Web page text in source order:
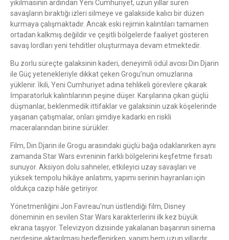
yıkılmasının ardından Yeni Cumhuriyet, uzun yıllar süren
savaşların bıraktığı izleri silmeye ve galakside kalıcı bir düzen
kurmaya çalışmaktadır. Ancak eski rejimin kalıntıları tamamen
ortadan kalkmış değildir ve çeşitli bölgelerde faaliyet gösteren
savaş lordları yeni tehditler oluşturmaya devam etmektedir.
Bu zorlu süreçte galaksinin kaderi, deneyimli ödül avcısı Din Djarin
ile Güç yetenekleriyle dikkat çeken Grogu’nun omuzlarına
yüklenir. İkili, Yeni Cumhuriyet adına tehlikeli görevlere çıkarak
İmparatorluk kalıntılarının peşine düşer. Karşılarına çıkan güçlü
düşmanlar, beklenmedik ittifaklar ve galaksinin uzak köşelerinde
yaşanan çatışmalar, onları şimdiye kadarki en riskli
maceralarından birine sürükler.
Film, Din Djarin ile Grogu arasındaki güçlü bağa odaklanırken aynı
zamanda Star Wars evreninin farklı bölgelerini keşfetme fırsatı
sunuyor. Aksiyon dolu sahneler, etkileyici uzay savaşları ve
yüksek tempolu hikâye anlatımı, yapımı serinin hayranları için
oldukça cazip hâle getiriyor.
Yönetmenliğini Jon Favreau’nun üstlendiği film, Disney
döneminin en sevilen Star Wars karakterlerini ilk kez büyük
ekrana taşıyor. Televizyon dizisinde yakalanan başarının sinema
perdesine aktarılması hedeflenirken, yapım hem uzun yıllardır